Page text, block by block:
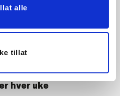
alle
tillat
Handle på nett
Betaling og levering
hver uke